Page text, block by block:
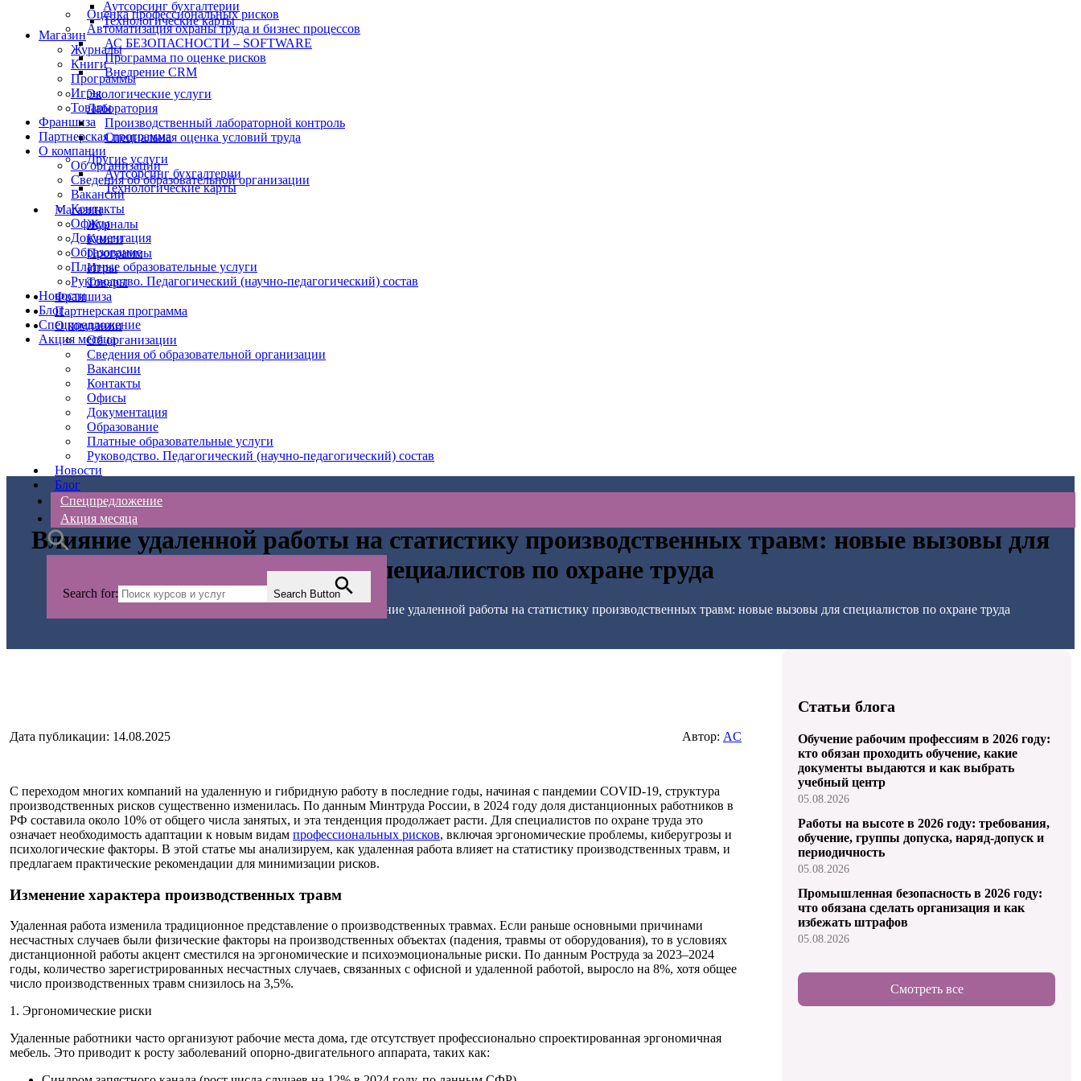
Аутсорсинг бухгалтерии
Технологические карты
Магазин
Журналы
Книги
Программы
Игры
Товары
Франшиза
Партнерская программа
О компании
Об организации
Сведения об образовательной организации
Вакансии
Контакты
Офисы
Документация
Образование
Платные образовательные услуги
Руководство. Педагогический (научно-педагогический) состав
Новости
Блог
Спецпредложение
Акция месяца
Оценка профессиональных рисков
Автоматизация охраны труда и бизнес процессов
АС БЕЗОПАСНОСТИ – SOFTWARE
Программа по оценке рисков
Внедрение CRM
Экологические услуги
Лаборатория
Производственный лабораторной контроль
Специальная оценка условий труда
Другие услуги
Аутсорсинг бухгалтерии
Технологические карты
Магазин
Журналы
Книги
Программы
Игры
Товары
Франшиза
Партнерская программа
О компании
Об организации
Сведения об образовательной организации
Вакансии
Контакты
Офисы
Документация
Образование
Платные образовательные услуги
Руководство. Педагогический (научно-педагогический) состав
Новости
Блог
Спецпредложение
Акция месяца
Search for: Search Button
Влияние удаленной работы на статистику производственных травм: новые вызовы для
специалистов по охране труда
Влияние удаленной работы на статистику производственных травм: новые вызовы для специалистов по охране труда
Дата публикации: 14.08.2025 Автор: AC
С переходом многих компаний на удаленную и гибридную работу в последние годы, начиная с пандемии COVID-19, структура
производственных рисков существенно изменилась. По данным Минтруда России, в 2024 году доля дистанционных работников в
РФ составила около 10% от общего числа занятых, и эта тенденция продолжает расти. Для специалистов по охране труда это
означает необходимость адаптации к новым видам профессиональных рисков, включая эргономические проблемы, киберугрозы и
психологические факторы. В этой статье мы анализируем, как удаленная работа влияет на статистику производственных травм, и
предлагаем практические рекомендации для минимизации рисков.
Изменение характера производственных травм
Удаленная работа изменила традиционное представление о производственных травмах. Если раньше основными причинами
несчастных случаев были физические факторы на производственных объектах (падения, травмы от оборудования), то в условиях
дистанционной работы акцент сместился на эргономические и психоэмоциональные риски. По данным Роструда за 2023–2024
годы, количество зарегистрированных несчастных случаев, связанных с офисной и удаленной работой, выросло на 8%, хотя общее
число производственных травм снизилось на 3,5%.
1. Эргономические риски
Удаленные работники часто организуют рабочие места дома, где отсутствует профессионально спроектированная эргономичная
мебель. Это приводит к росту заболеваний опорно-двигательного аппарата, таких как:
Статьи блога
Обучение рабочим профессиям в 2026 году:
кто обязан проходить обучение, какие
документы выдаются и как выбрать
учебный центр
05.08.2026
Работы на высоте в 2026 году: требования,
обучение, группы допуска, наряд-допуск и
периодичность
05.08.2026
Промышленная безопасность в 2026 году:
что обязана сделать организация и как
избежать штрафов
05.08.2026
Смотреть все